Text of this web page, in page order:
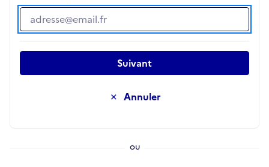
Adresse e-mail
Annuler
Suivant